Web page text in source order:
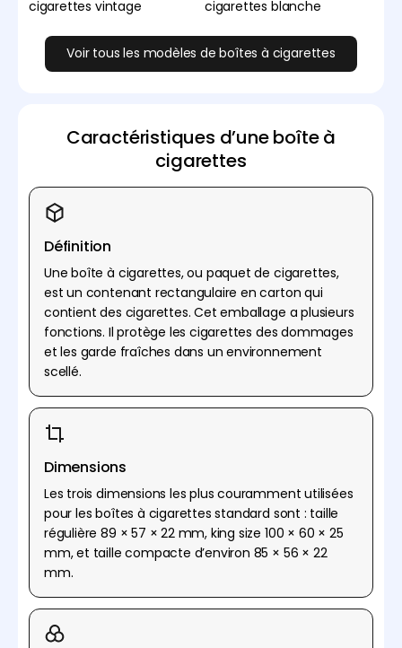
cigarettes vintage
cigarettes blanche
Voir tous les modèles de boîtes à cigarettes
Caractéristiques d’une boîte à
cigarettes
Définition
Une boîte à cigarettes, ou paquet de cigarettes,
est un contenant rectangulaire en carton qui
contient des cigarettes. Cet emballage a plusieurs
fonctions. Il protège les cigarettes des dommages
et les garde fraîches dans un environnement
scellé.
Dimensions
Les trois dimensions les plus couramment utilisées
pour les boîtes à cigarettes standard sont : taille
régulière 89 × 57 × 22 mm, king size 100 × 60 × 25
mm, et taille compacte d’environ 85 × 56 × 22
mm.